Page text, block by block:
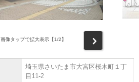
画像タップで拡大表示【1/2】
埼玉県さいたま市大宮区桜木町１丁
目11-2